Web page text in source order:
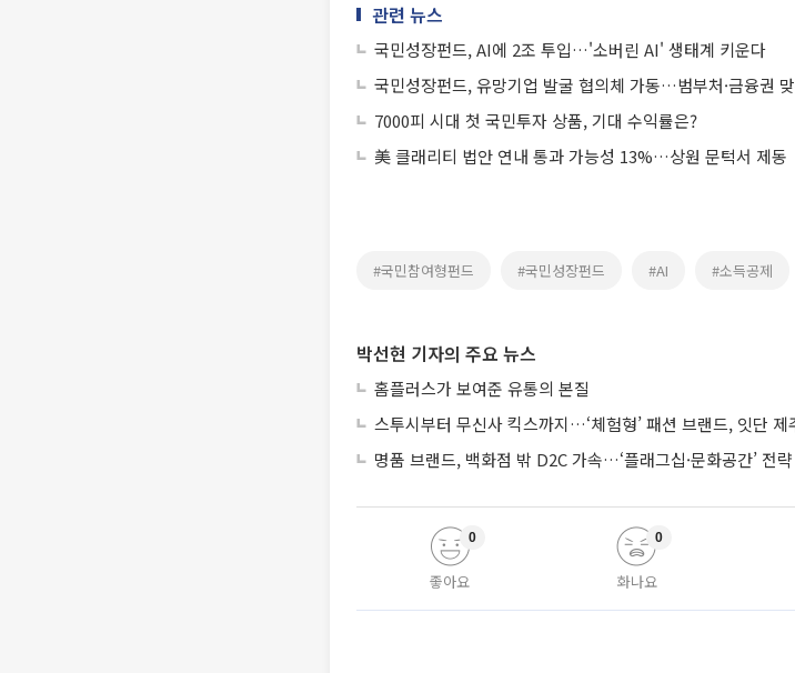
관련 뉴스
국민성장펀드, AI에 2조 투입…'소버린 AI' 생태계 키운다
국민성장펀드, 유망기업 발굴 협의체 가동…범부처·금융권
7000피 시대 첫 국민투자 상품, 기대 수익률은?
美 클래리티 법안 연내 통과 가능성 13%…상원 문턱서 제동
#국민참여형펀드 #국민성장펀드 #AI #소득공제
박선현 기자의 주요 뉴스
홈플러스가 보여준 유통의 본질
스투시부터 무신사 킥스까지…‘체험형’ 패션 브랜드, 잇단 제
명품 브랜드, 백화점 밖 D2C 가속…‘플래그십·문화공간’ 전
좋아요
0
화나요
0